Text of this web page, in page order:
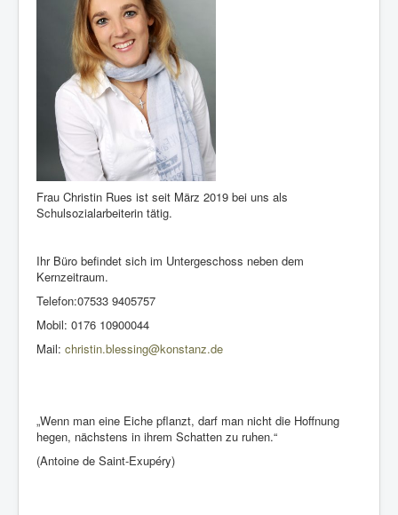
Frau Christin Rues ist seit März 2019 bei uns als
Schulsozialarbeiterin tätig.
Ihr Büro befindet sich im Untergeschoss neben dem
Kernzeitraum.
Telefon:07533 9405757
Mobil: 0176 10900044
Mail: christin.blessing@konstanz.de
„Wenn man eine Eiche pflanzt, darf man nicht die Hoffnung
hegen, nächstens in ihrem Schatten zu ruhen.“
(Antoine de Saint-Exupéry)